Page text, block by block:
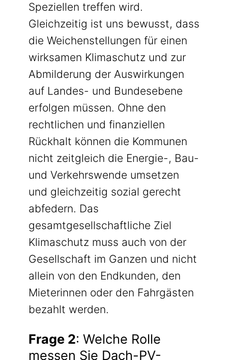
Speziellen treffen wird.
Gleichzeitig ist uns bewusst, dass
die Weichenstellungen für einen
wirksamen Klimaschutz und zur
Abmilderung der Auswirkungen
auf Landes- und Bundesebene
erfolgen müssen. Ohne den
rechtlichen und finanziellen
Rückhalt können die Kommunen
nicht zeitgleich die Energie-, Bau-
und Verkehrswende umsetzen
und gleichzeitig sozial gerecht
abfedern. Das
gesamtgesellschaftliche Ziel
Klimaschutz muss auch von der
Gesellschaft im Ganzen und nicht
allein von den Endkunden, den
Mieterinnen oder den Fahrgästen
bezahlt werden.
Frage 2: Welche Rolle
messen Sie Dach-PV-